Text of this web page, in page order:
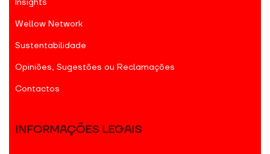
Insights
Wellow Network
Sustentabilidade
Opiniões, Sugestões ou Reclamações
Contactos
INFORMAÇÕES LEGAIS